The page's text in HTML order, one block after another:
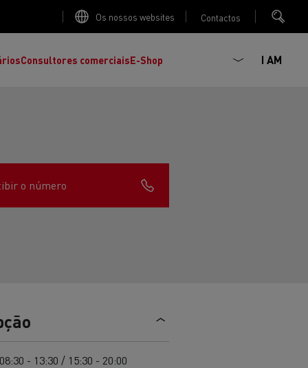
Os nossos websites Contactos
carregamento
Consultores comerciaisE-Shop I AM
o número
08:30 - 13:30 / 15:30 - 20:00